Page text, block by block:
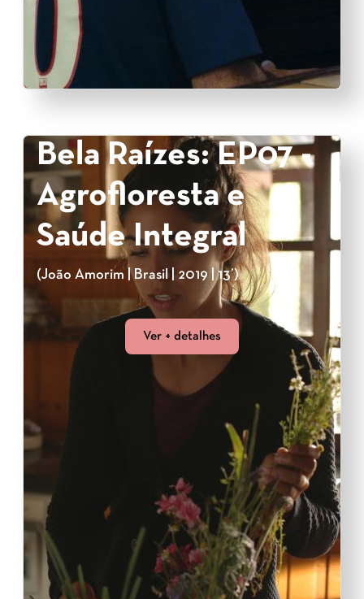
Bela Raízes: EP07 -
Agrofloresta e
Saúde Integral
(João Amorim | Brasil | 2019 | 13’)
Ver + detalhes